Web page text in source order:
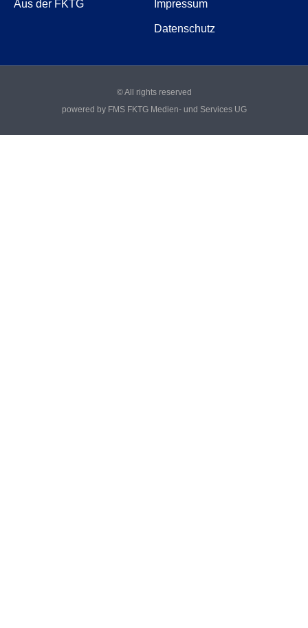
Aus der FKTG Impressum
Datenschutz
© All rights reserved
powered by FMS FKTG Medien- und Services UG